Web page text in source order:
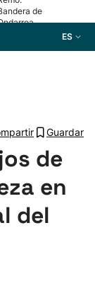
de
ES
Guardar
de
en
del